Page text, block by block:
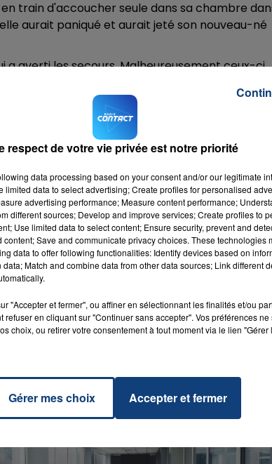
train d'accoucher seule dans sa chambre
aurait paniqué et aurait jeté son nouveau-né
averti les secours. Malheureusement ceux-ci
respiratoire. La mère affirmerait que l'enfant
contrediraient se version. Elle est poursuivie
RADIO CONTACT
respect de votre vie privée est notre priorité
data processing based on your consent and/or our legitimate
limited data to select advertising; Create profiles for personalised
advertising performance; Measure content performance;
different sources; Develop and improve services; Create profiles to
Use limited data to select content; Ensure security, prevent and
Save and communicate privacy choices. These technologies
data to offer following functionalities: Identify devices based on
Match and combine data from other data sources; Link different
"Accepter et fermer", ou affiner en sélectionnant les finalités et/ou
refuser en cliquant sur "Continuer sans accepter". Vos préférences
choix, ou retirer votre consentement à tout moment via le lien
Gérer mes choix Accepter et fermer